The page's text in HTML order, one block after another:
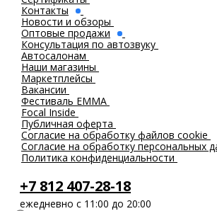
Контакты
Новости и обзоры
Оптовые продажи
Консультация по автозвуку
Автосалонам
Наши магазины
Маркетплейсы
Вакансии
Фестиваль EMMA
Focal Inside
Публичная оферта
Согласие на обработку файлов cookie
Согласие на обработку персональных
Политика конфиденциальности
+7 812 407-28-18
ежедневно с 11:00 до 20:00